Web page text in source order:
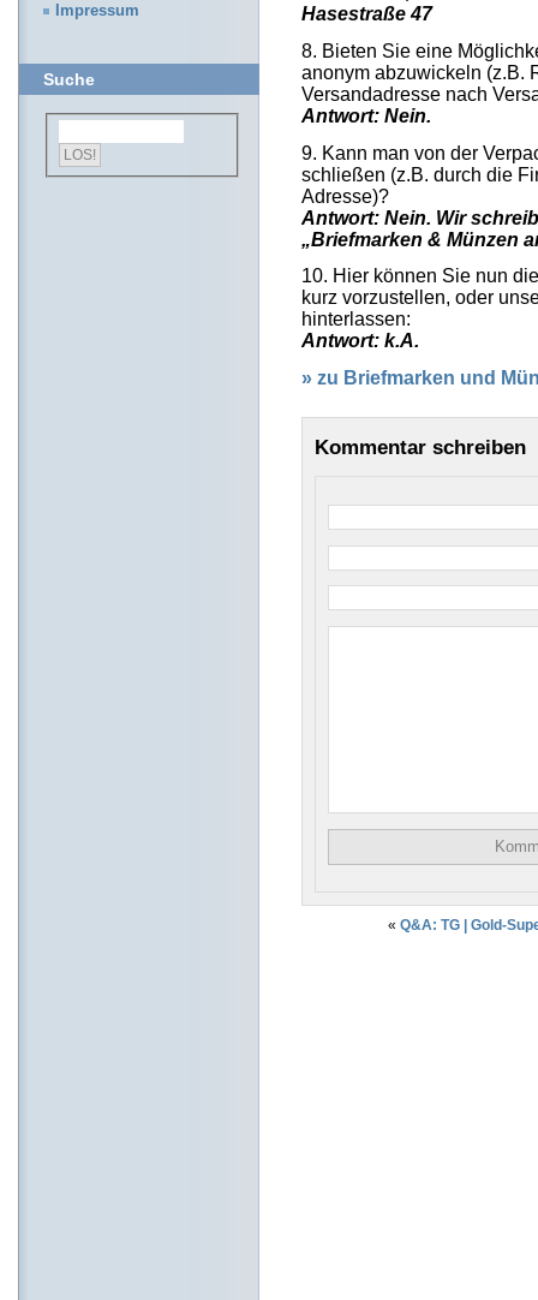
Hasestraße 47
8. Bieten Sie eine
anonym abzuwickeln (z.B.
Versandadresse nach
Antwort: Nein.
9. Kann man von der
schließen (z.B. durch die
Adresse)?
Antwort: Nein. Wir
„Briefmarken & Münzen
10. Hier können Sie nun
kurz vorzustellen, oder
hinterlassen:
Antwort: k.A.
» zu Briefmarken und
Kommentar schreiben
« Q&A: TG | Gold-
Impressum
Suche